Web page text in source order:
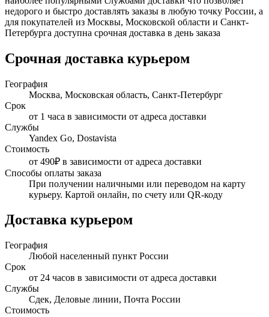
недорого и быстро доставлять заказы в любую точку России, а
для покупателей из Москвы, Московской области и Санкт-
Петербурга доступна срочная доставка в день заказа
Срочная доставка курьером
География
Москва, Московская область, Санкт-Петербург
Срок
от 1 часа в зависимости от адреса доставки
Службы
Yandex Go, Dostavista
Стоимость
от 490₽ в зависимости от адреса доставки
Способы оплаты заказа
При получении наличными или переводом на карту
курьеру. Картой онлайн, по счету или QR-коду
Доставка курьером
География
Любой населенный пункт России
Срок
от 24 часов в зависимости от адреса доставки
Службы
Сдек, Деловые линии, Почта России
Стоимость